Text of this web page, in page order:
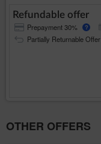
Refundable offer
Prepayment 30% ?
Partially Returnable Offer
OTHER OFFERS